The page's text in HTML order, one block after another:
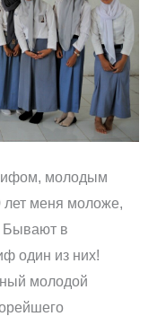
молодым
лет меня моложе,
Бывают в
один из них!
молодой